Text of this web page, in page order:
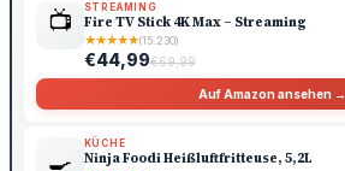
📺 STREAMING
Fire TV Stick 4K Max – Streaming
★★★★★(15.230)
€44,99€69,99
Auf Amazon ansehen →
🍳
KÜCHE
Ninja Foodi Heißluftfritteuse, 5,2L